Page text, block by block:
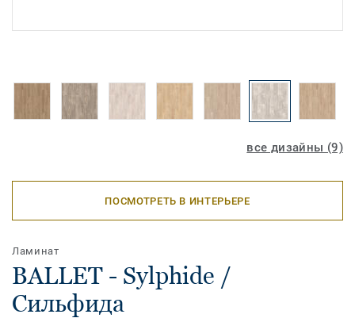
все дизайны (9)
ПОСМОТРЕТЬ В ИНТЕРЬЕРЕ
Ламинат
BALLET - Sylphide /
Сильфида